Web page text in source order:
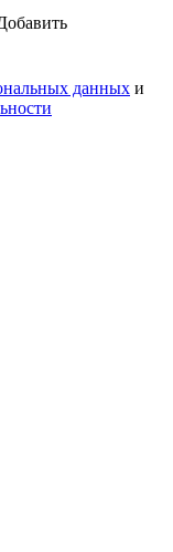
данных и